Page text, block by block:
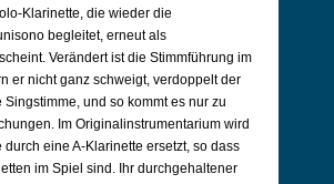
Klarinette, die wieder die
begleitet, erneut als
Verändert ist die Stimmführung im
er nicht ganz schweigt, verdoppelt der
Singstimme, und so kommt es nur zu
Im Originalinstrumentarium wird
eine A-Klarinette ersetzt, so dass
im Spiel sind. Ihr durchgehaltener